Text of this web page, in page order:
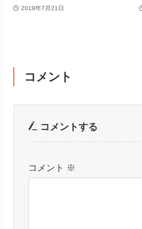
2019年7月21日
コメント
コメントする
コメント ※